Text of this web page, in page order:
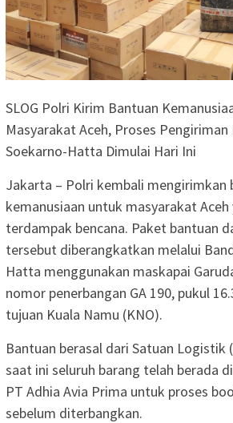
SLOG Polri Kirim Bantuan
Masyarakat Aceh, Proses
Soekarno-Hatta Dimulai Hari Ini
Jakarta – Polri kembali mengirimkan
kemanusiaan untuk masyarakat Aceh
terdampak bencana. Paket bantuan
tersebut diberangkatkan melalui
Hatta menggunakan maskapai
nomor penerbangan GA 190, pukul
tujuan Kuala Namu (KNO).
Bantuan berasal dari Satuan Logistik
saat ini seluruh barang telah berada
PT Adhia Avia Prima untuk proses
sebelum diterbangkan.